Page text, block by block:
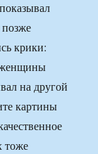
крики:
женщины
на другой
картины
тоже